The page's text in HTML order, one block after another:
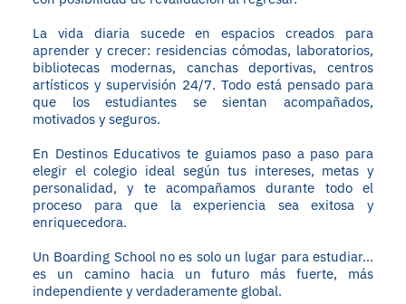
La vida diaria sucede en espacios creados para
aprender y crecer: residencias cómodas, laboratorios,
bibliotecas modernas, canchas deportivas, centros
artísticos y supervisión 24/7. Todo está pensado para
que los estudiantes se sientan acompañados,
motivados y seguros.
En Destinos Educativos te guiamos paso a paso para
elegir el colegio ideal según tus intereses, metas y
personalidad, y te acompañamos durante todo el
proceso para que la experiencia sea exitosa y
enriquecedora.
Un Boarding School no es solo un lugar para estudiar...
es un camino hacia un futuro más fuerte, más
independiente y verdaderamente global.